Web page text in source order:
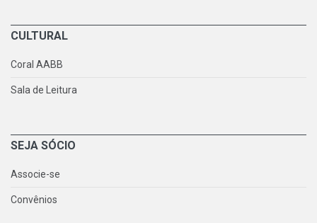
CULTURAL
Coral AABB
Sala de Leitura
SEJA SÓCIO
Associe-se
Convênios